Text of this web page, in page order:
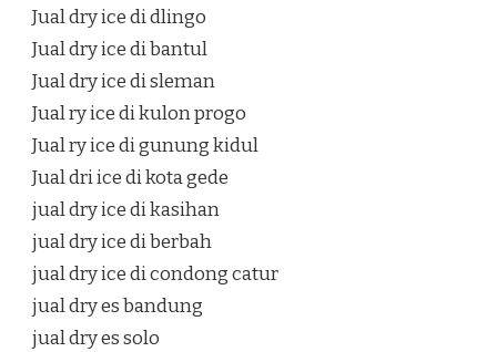
Jual dry ice di dlingo
Jual dry ice di bantul
Jual dry ice di sleman
Jual ry ice di kulon progo
Jual ry ice di gunung kidul
Jual dri ice di kota gede
jual dry ice di kasihan
jual dry ice di berbah
jual dry ice di condong catur
jual dry es bandung
jual dry es solo